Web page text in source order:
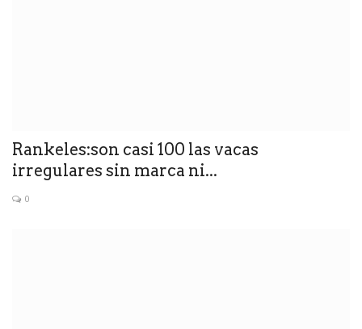
Rankeles:son casi 100 las vacas
irregulares sin marca ni...
0